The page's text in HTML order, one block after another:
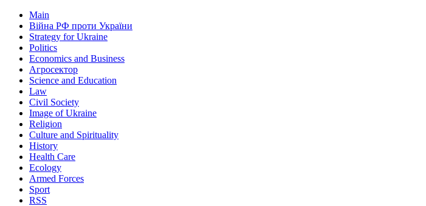
Main
Війна РФ проти України
Strategy for Ukraine
Politics
Economics and Business
Агросектор
Science and Education
Law
Civil Society
Image of Ukraine
Religion
Culture and Spirituality
History
Health Care
Ecology
Armed Forces
Sport
RSS